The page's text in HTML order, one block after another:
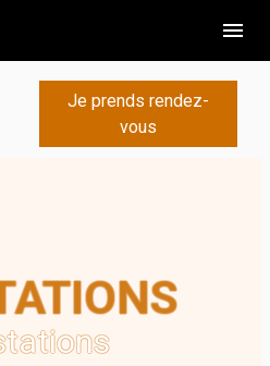
menu
Je prends rendez-
vous